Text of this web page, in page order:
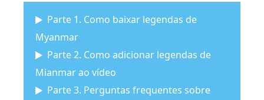
Parte 1. Como baixar legendas de
Myanmar
Parte 2. Como adicionar legendas de
Mianmar ao vídeo
Parte 3. Perguntas frequentes sobre